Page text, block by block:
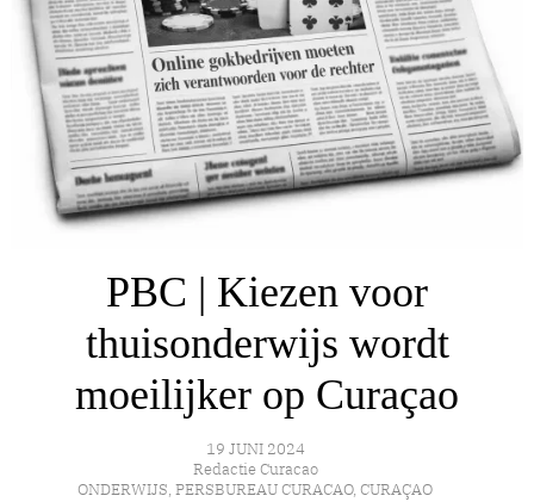
PBC | Kiezen voor
thuisonderwijs wordt
moeilijker op Curaçao
19 JUNI 2024
Redactie Curacao
ONDERWIJS, PERSBUREAU CURACAO, CURAÇAO